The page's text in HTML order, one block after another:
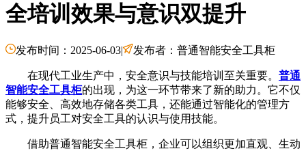
全培训效果与意识双提升
发布时间：2025-06-03| 发布者：普通智能安全工具柜
在现代工业生产中，安全意识与技能培训至关重要。 普通
智能安全工具柜的出现，为这一环节带来了新的助力。它不仅
能够安全、高效地存储各类工具，还能通过智能化的管理方
式，提升员工对安全工具的认识与使用技能。
借助普通智能安全工具柜，企业可以组织更加直观、生动